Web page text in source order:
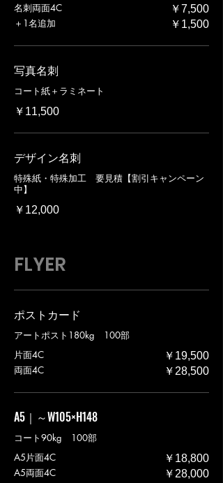
名刺両面4C ￥7,500
＋1名追加 ￥1,500
写真名刺
コート紙＋ラミネート
￥11,500
デザイン名刺
特殊紙・特殊加工 要見積【割引キャンペーン
中】
￥12,000
FLYER
ポストカード
アートポスト180kg 100部
片面4C
￥19,500
両面4C ￥28,500
A5｜～W105×H148
コート90kg 100部
A5片面4C
￥18,800
A5両面4C ￥28,000